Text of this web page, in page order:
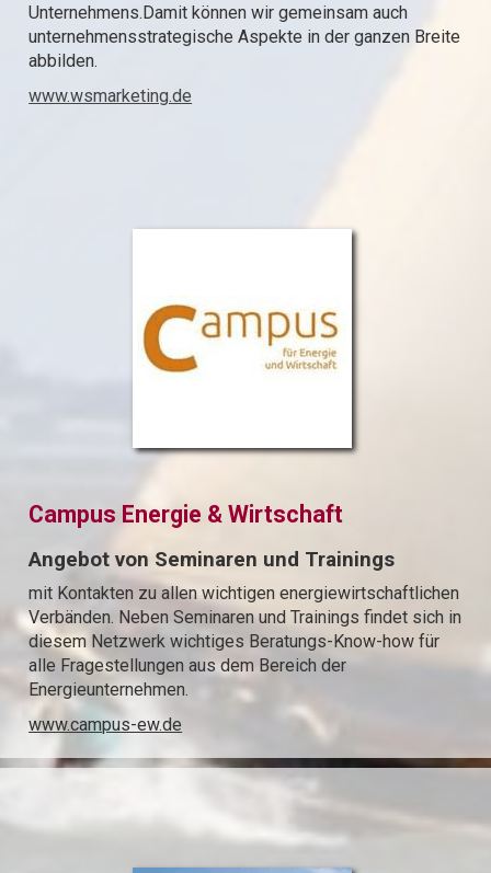
Unternehmens.Damit können wir gemeinsam auch
unternehmensstrategische Aspekte in der ganzen Breite
abbilden.
www.wsmarketing.de
Campus Energie & Wirtschaft
Angebot von Seminaren und Trainings
mit Kontakten zu allen wichtigen energiewirtschaftlichen
Verbänden. Neben Seminaren und Trainings findet sich in
diesem Netzwerk wichtiges Beratungs-Know-how für
alle Fragestellungen aus dem Bereich der
Energieunternehmen.
www.campus-ew.de